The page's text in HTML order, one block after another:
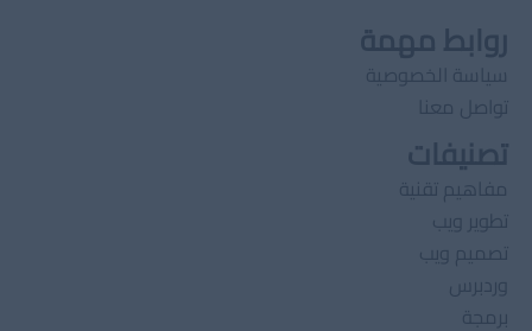
روابط مهمة
سياسة الخصوصية
تواصل معنا
تصنيفات
مفاهيم تقنية
تطوير ويب
تصميم ويب
وردبرس
برمجة